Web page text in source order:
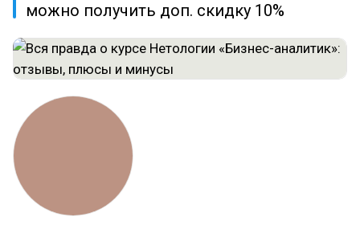
можно получить доп. скидку 10%